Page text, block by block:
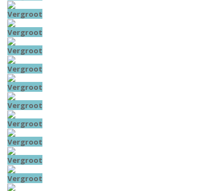
Vergroot
Vergroot
Vergroot
Vergroot
Vergroot
Vergroot
Vergroot
Vergroot
Vergroot
Vergroot